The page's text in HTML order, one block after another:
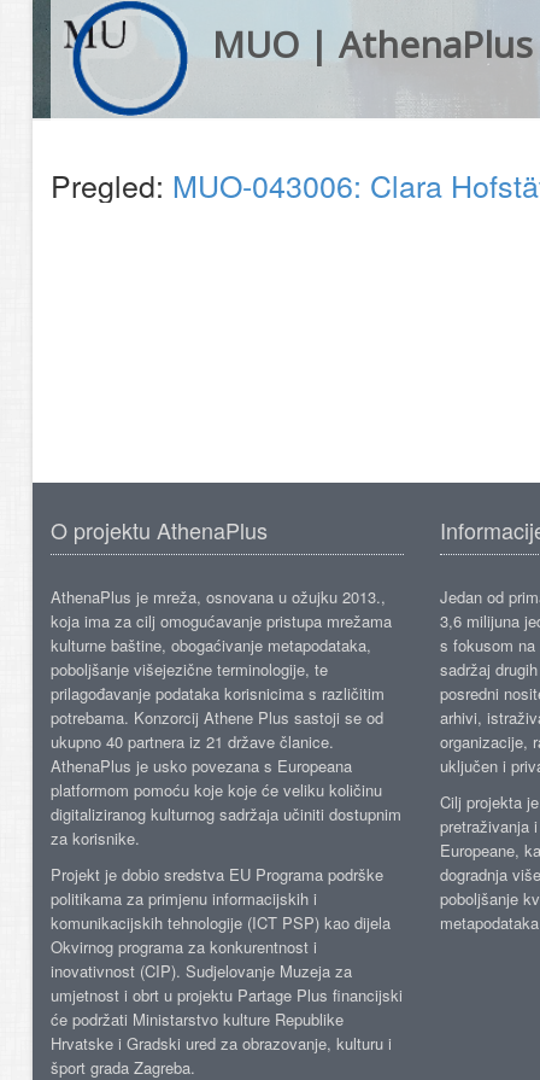
MUO | AthenaPlus
Pregled: MUO-043006: Clara
O projektu AthenaPlus
AthenaPlus je mreža, osnovana u ožujku 2013.,
koja ima za cilj omogućavanje pristupa mrežama
kulturne baštine, obogaćivanje metapodataka,
poboljšanje višejezične terminologije, te
prilagođavanje podataka korisnicima s različitim
potrebama. Konzorcij Athene Plus sastoji se od
ukupno 40 partnera iz 21 države članice.
AthenaPlus je usko povezana s Europeana
platformom pomoću koje koje će veliku količinu
digitaliziranog kulturnog sadržaja učiniti dostupnim
za korisnike.
Projekt je dobio sredstva EU Programa podrške
politikama za primjenu informacijskih i
komunikacijskih tehnologije (ICT PSP) kao dijela
Okvirnog programa za konkurentnost i
inovativnost (CIP). Sudjelovanje Muzeja za
umjetnost i obrt u projektu Partage Plus financijski
će podržati Ministarstvo kulture Republike
Hrvatske i Gradski ured za obrazovanje, kulturu i
šport grada Zagreba.
Jedan od
3,6 milijuna
s fokusom
sadržaj
posredni
arhivi,
organizacije,
uključen i
Cilj projekta
pretraživanja
Europeane,
dogradnja
poboljšanje